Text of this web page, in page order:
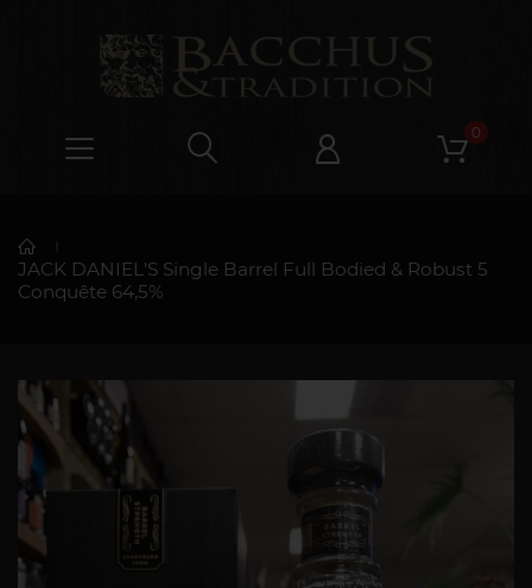
0
JACK DANIEL'S Single Barrel Full Bodied & Robust 5
Conquête 64,5%